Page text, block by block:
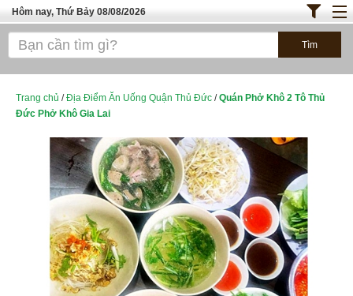
Hôm nay, Thứ Bảy 08/08/2026
Trang chủ
Bánh - Đồ Ăn Vặt
TOP QUÁN ĂN
ĐỊA ĐIỂM ĂN UỐNG HÀ NỘI
Trang chủ /Địa Điểm Ăn Uống Quận Thủ Đức /Quán Phở Khô 2 Tô Thủ
Đức Phở Khô Gia Lai